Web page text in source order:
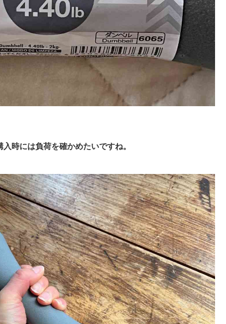
時には負荷を確かめたいですね。